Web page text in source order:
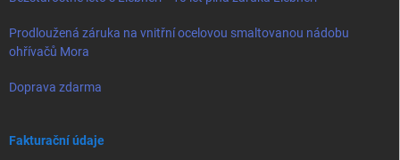
Prodloužená záruka na vnitřní ocelovou smaltovanou nádobu
ohřívačů Mora
Doprava zdarma
Fakturační údaje